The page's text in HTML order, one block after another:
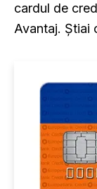
cardul de
Avantaj. Știai